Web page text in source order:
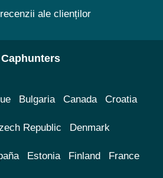
ale clienților
Caphunters
Bulgaria Canada Croatia
Republic Denmark
Estonia Finland France